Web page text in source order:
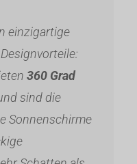
einzigartige
360 Grad
sind die
Sonnenschirme